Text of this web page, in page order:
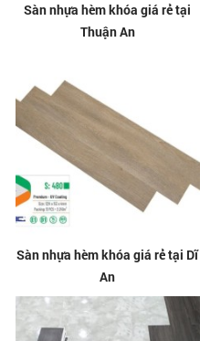
Sàn nhựa hèm khóa giá rẻ tại
Thuận An
Sàn nhựa hèm khóa giá rẻ tại Dĩ
An